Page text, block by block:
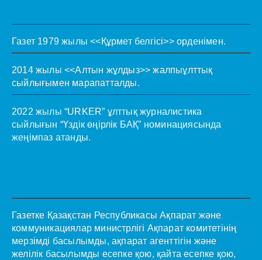
Газет 1979 жылы <<Құрмет белгісі>> орденімен.
2014 жылы <<Алтын жұлдыз>> жалпыұлттық
сыйлығымен марапатталды.
2022 жылы “URKER” ұлттық журналистика
сыйлығын “Үздік өңірлік БАҚ” номинациясында
жеңімпаз атанды.
Газетке Қазақстан Республикасы Ақпарат және
коммуникациялар министрлігі Ақпарат комитетінің
мерзімді басылымды, ақпарат агенттігін және
желілік басылымды есепке қою, қайта есепке қою,